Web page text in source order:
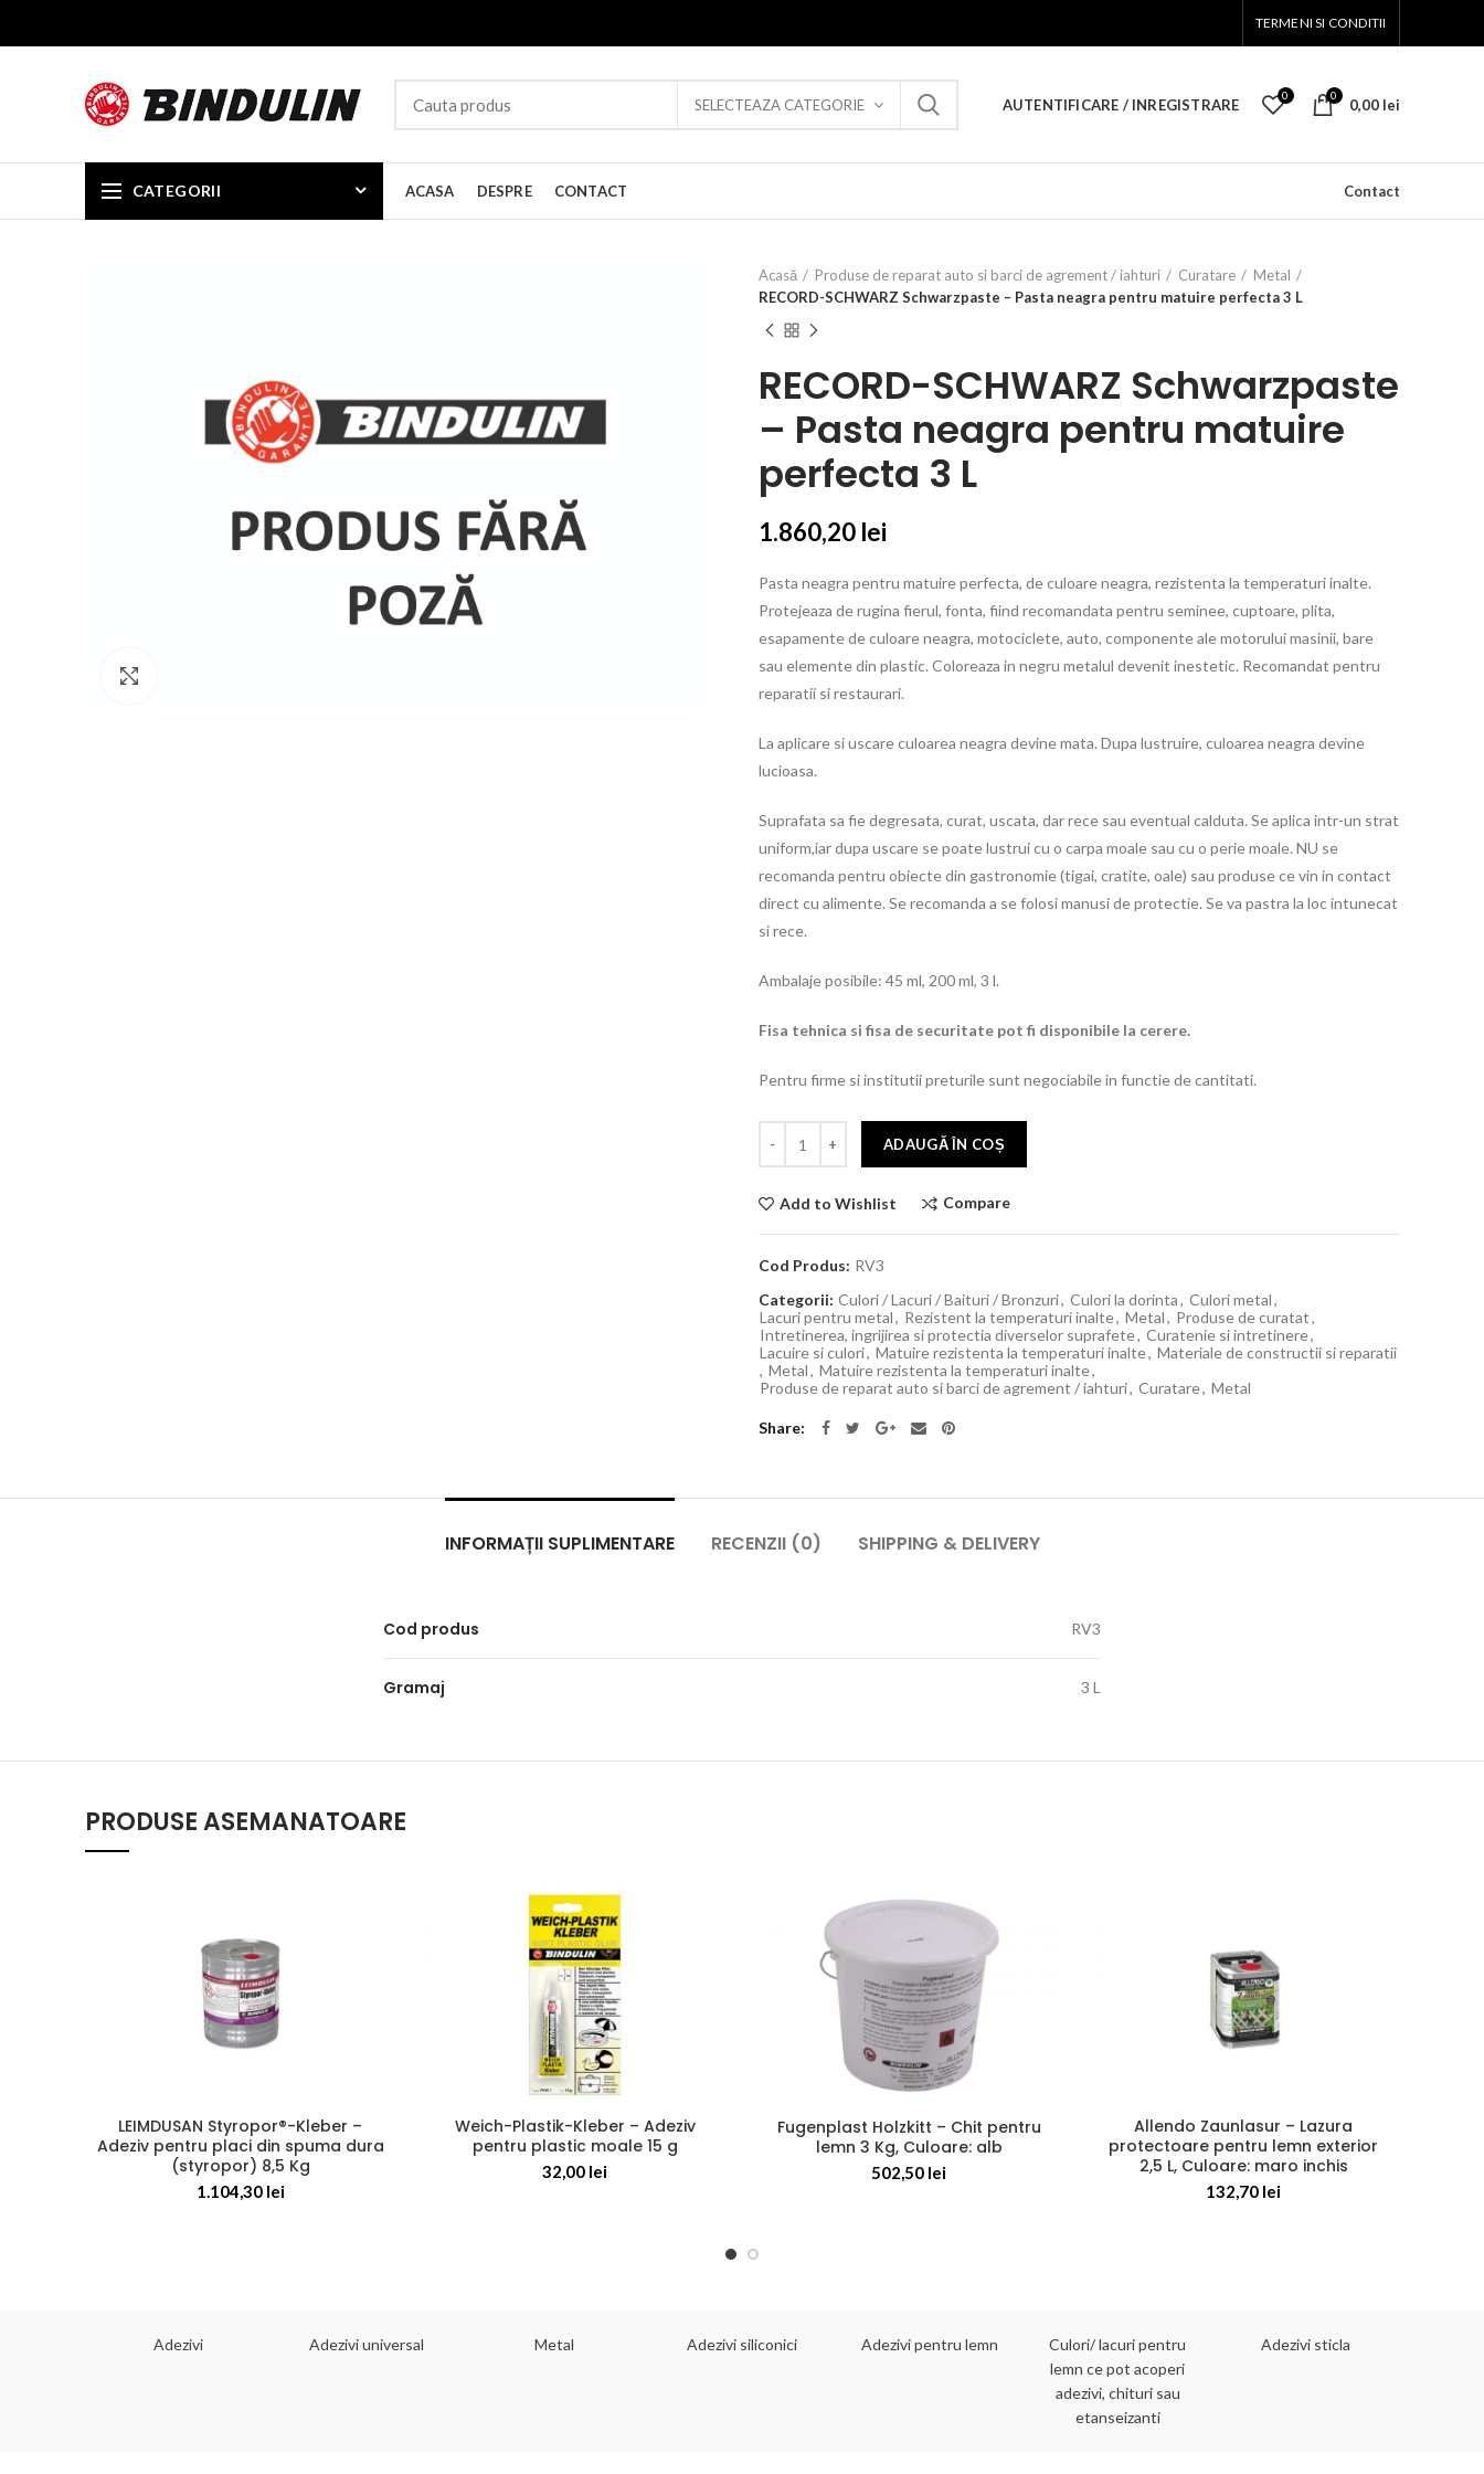
TERMENI SI CONDITII
SELECTEAZA CATEGORIE AUTENTIFICARE / INREGISTRARE
0 0
0,00 lei
CATEGORII ACASA DESPRE CONTACT Contact
Acasă Produse de reparat auto si barci de agrement / iahturi Curatare
Metal
RECORD-SCHWARZ Schwarzpaste – Pasta neagra pentru matuire perfecta 3 L
RECORD-SCHWARZ Schwarzpaste
– Pasta neagra pentru matuire
perfecta 3 L
1.860,20 lei
Pasta neagra pentru matuire perfecta, de culoare neagra, rezistenta la temperaturi inalte.
Protejeaza de rugina fierul, fonta, fiind recomandata pentru seminee, cuptoare, plita,
esapamente de culoare neagra, motociclete, auto, componente ale motorului masinii, bare
sau elemente din plastic. Coloreaza in negru metalul devenit inestetic. Recomandat pentru
reparatii si restaurari.
La aplicare si uscare culoarea neagra devine mata. Dupa lustruire, culoarea neagra devine
lucioasa.
Suprafata sa fie degresata, curat, uscata, dar rece sau eventual calduta. Se aplica intr-un strat
uniform,iar dupa uscare se poate lustrui cu o carpa moale sau cu o perie moale. NU se
recomanda pentru obiecte din gastronomie (tigai, cratite, oale) sau produse ce vin in contact
direct cu alimente. Se recomanda a se folosi manusi de protectie. Se va pastra la loc intunecat
si rece.
Ambalaje posibile: 45 ml, 200 ml, 3 l.
Fisa tehnica si fisa de securitate pot fi disponibile la cerere.
Pentru firme si institutii preturile sunt negociabile in functie de cantitati.
ADAUGĂ ÎN COȘ
Add to Wishlist Compare
Cod Produs: RV3
Categorii: Culori / Lacuri / Baituri / Bronzuri, Culori la dorinta, Culori metal,
Lacuri pentru metal, Rezistent la temperaturi inalte, Metal, Produse de curatat,
Intretinerea, ingrijirea si protectia diverselor suprafete, Curatenie si intretinere,
Lacuire si culori, Matuire rezistenta la temperaturi inalte, Materiale de constructii si reparatii
, Metal, Matuire rezistenta la temperaturi inalte,
Produse de reparat auto si barci de agrement / iahturi, Curatare, Metal
Share
INFORMAȚII SUPLIMENTARE RECENZII (0) SHIPPING & DELIVERY
Cod produs RV3
Gramaj 3 L
PRODUSE ASEMANATOARE
LEIMDUSAN Styropor®-Kleber –
Adeziv pentru placi din spuma dura
(styropor) 8,5 Kg
1.104,30 lei
Weich-Plastik-Kleber – Adeziv
pentru plastic moale 15 g
32,00 lei
Fugenplast Holzkitt – Chit pentru
lemn 3 Kg, Culoare: alb
502,50 lei
Allendo Zaunlasur – Lazura
protectoare pentru lemn exterior
2,5 L, Culoare: maro inchis
132,70 lei
Adezivi Adezivi universal Metal Adezivi siliconici Adezivi pentru lemn
Culori/ lacuri pentru
lemn ce pot acoperi
adezivi, chituri sau
etanseizanti
Adezivi sticla